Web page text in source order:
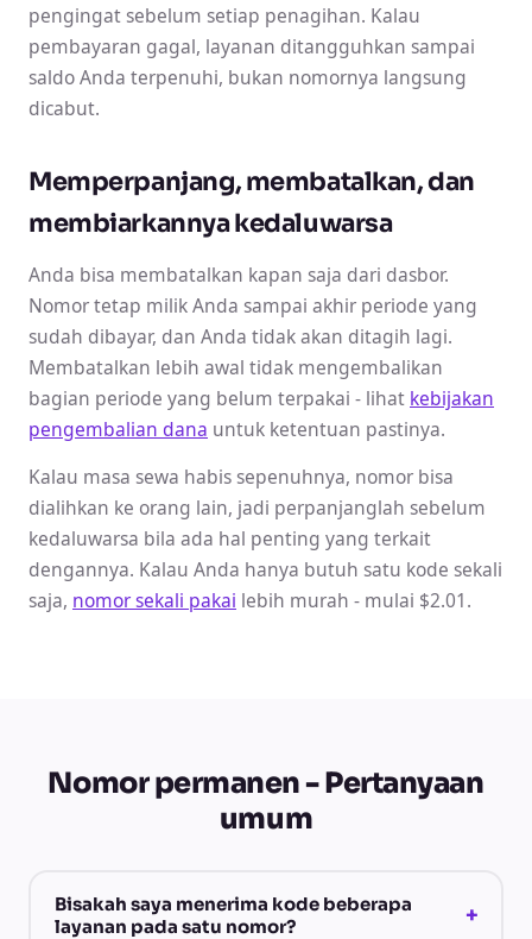
pengingat sebelum setiap penagihan. Kalau
pembayaran gagal, layanan ditangguhkan sampai
saldo Anda terpenuhi, bukan nomornya langsung
dicabut.
Memperpanjang, membatalkan, dan
membiarkannya kedaluwarsa
Anda bisa membatalkan kapan saja dari dasbor.
Nomor tetap milik Anda sampai akhir periode yang
sudah dibayar, dan Anda tidak akan ditagih lagi.
Membatalkan lebih awal tidak mengembalikan
bagian periode yang belum terpakai - lihat kebijakan
pengembalian dana untuk ketentuan pastinya.
Kalau masa sewa habis sepenuhnya, nomor bisa
dialihkan ke orang lain, jadi perpanjanglah sebelum
kedaluwarsa bila ada hal penting yang terkait
dengannya. Kalau Anda hanya butuh satu kode sekali
saja, nomor sekali pakai lebih murah - mulai $2.01.
Nomor permanen - Pertanyaan
umum
Bisakah saya menerima kode beberapa
layanan pada satu nomor?
+